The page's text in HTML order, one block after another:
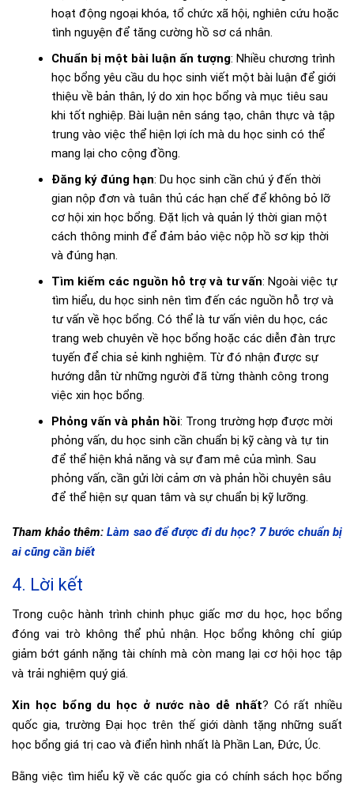
hoạt động ngoại khóa, tổ chức xã hội, nghiên cứu hoặc
tình nguyện để tăng cường hồ sơ cá nhân.
Chuẩn bị một bài luận ấn tượng: Nhiều chương trình
học bổng yêu cầu du học sinh viết một bài luận để giới
thiệu về bản thân, lý do xin học bổng và mục tiêu sau
khi tốt nghiệp. Bài luận nên sáng tạo, chân thực và tập
trung vào việc thể hiện lợi ích mà du học sinh có thể
mang lại cho cộng đồng.
Đăng ký đúng hạn: Du học sinh cần chú ý đến thời
gian nộp đơn và tuân thủ các hạn chế để không bỏ lỡ
cơ hội xin học bổng. Đặt lịch và quản lý thời gian một
cách thông minh để đảm bảo việc nộp hồ sơ kịp thời
và đúng hạn.
Tìm kiếm các nguồn hỗ trợ và tư vấn: Ngoài việc tự
tìm hiểu, du học sinh nên tìm đến các nguồn hỗ trợ và
tư vấn về học bổng. Có thể là tư vấn viên du học, các
trang web chuyên về học bổng hoặc các diễn đàn trực
tuyến để chia sẻ kinh nghiệm. Từ đó nhận được sự
hướng dẫn từ những người đã từng thành công trong
việc xin học bổng.
Phỏng vấn và phản hồi: Trong trường hợp được mời
phỏng vấn, du học sinh cần chuẩn bị kỹ càng và tự tin
để thể hiện khả năng và sự đam mê của mình. Sau
phỏng vấn, cần gửi lời cảm ơn và phản hồi chuyên sâu
để thể hiện sự quan tâm và sự chuẩn bị kỹ lưỡng.
Tham khảo thêm:Làm sao để được đi du học? 7 bước chuẩn bị
ai cũng cần biết
4. Lời kết
Trong cuộc hành trình chinh phục giấc mơ du học, học bổng
đóng vai trò không thể phủ nhận. Học bổng không chỉ giúp
giảm bớt gánh nặng tài chính mà còn mang lại cơ hội học tập
và trải nghiệm quý giá.
Xin học bổng du học ở nước nào dễ nhất? Có rất nhiều
quốc gia, trường Đại học trên thế giới dành tặng những suất
học bổng giá trị cao và điển hình nhất là Phần Lan, Đức, Úc.
Bằng việc tìm hiểu kỹ về các quốc gia có chính sách học bổng